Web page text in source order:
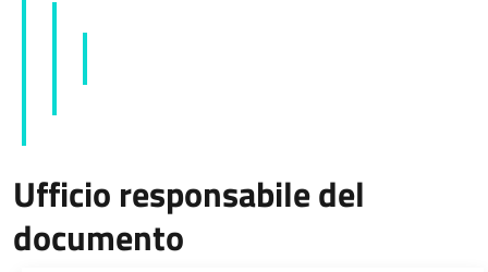
Ufficio responsabile del
documento